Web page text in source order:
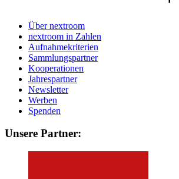
Über nextroom
nextroom in Zahlen
Aufnahmekriterien
Sammlungspartner
Kooperationen
Jahrespartner
Newsletter
Werben
Spenden
Unsere Partner: